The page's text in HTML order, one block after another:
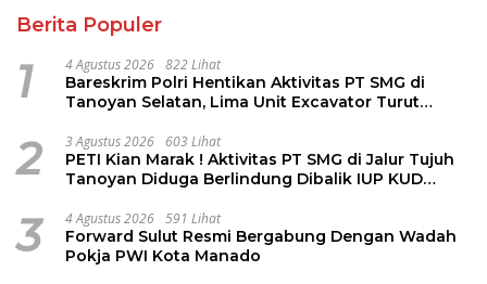
Berita Populer
1 4 Agustus 2026 822 Lihat
Bareskrim Polri Hentikan Aktivitas PT SMG di
Tanoyan Selatan, Lima Unit Excavator Turut
2 3 Agustus 2026 603 Lihat
PETI Kian Marak ! Aktivitas PT SMG di Jalur Tujuh
Tanoyan Diduga Berlindung Dibalik IUP KUD
3 4 Agustus 2026 591 Lihat
Forward Sulut Resmi Bergabung Dengan Wadah
Pokja PWI Kota Manado